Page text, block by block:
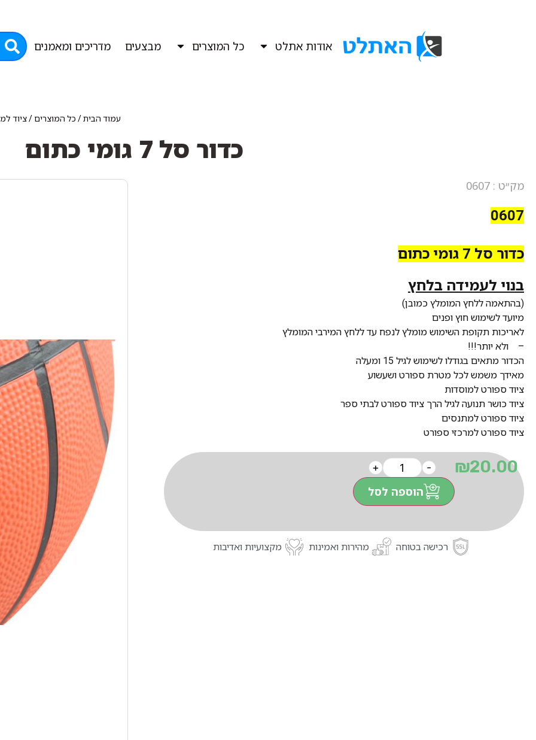
אודות אתלט כל המוצרים מבצעים מדריכים ומאמנים
עמוד הבית/ כל המוצרים /ציוד
כדור סל 7 גומי כתום
מק״ט : 0607
0607
כדור סל 7 גומי כתום
בנוי לעמידה בלחץ
(בהתאמה ללחץ המומלץ כמובן)
מיועד לשימוש חוץ ופנים
לאריכות תקופת השימוש מומלץ לנפח עד ללחץ המירבי המומלץ
– ולא יותר!!!
הכדור מתאים בגודלו לשימוש לגיל 15 ומעלה
מאידך משמש לכל מטרת ספורט ושעשוע
ציוד ספורט למוסדות
ציוד כושר תנועה לגיל הרך ציוד ספורט לבתי ספר
ציוד ספורט למתנסים
ציוד ספורט למרכזי ספורט
₪20.00
-
+
הוספה לסל
רכישה בטוחה מהירות ואמינות מקצועיות ואדיבות